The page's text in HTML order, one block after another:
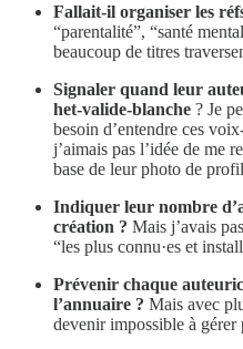
Fallait-il organiser les
“parentalité”, “santé
beaucoup de titres
Signaler quand leur
het-valide-blanche ? Je
besoin d’entendre ces
j’aimais pas l’idée de me
base de leur photo de
Indiquer leur nombre
création ? Mais j’avais
“les plus connu·es et
Prévenir chaque
l’annuaire ? Mais avec
devenir impossible à gérer